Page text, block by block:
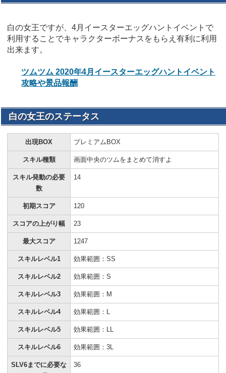
白の女王ですが、4月イースターエッグハントイベントで
利用することでキャラクターボーナスをもらえ有利に利用
出来ます。
ツムツム 2020年4月イースターエッグハントイベント
攻略や景品報酬
白の女王のステータス
出現BOX プレミアムBOX
スキル種類 画面中央のツムをまとめて消すよ
スキル発動の必要
数
14
初期スコア 120
スコアの上がり幅 23
最大スコア 1247
スキルレベル1 効果範囲：SS
スキルレベル2 効果範囲：S
スキルレベル3 効果範囲：M
スキルレベル4 効果範囲：L
スキルレベル5 効果範囲：LL
スキルレベル6 効果範囲：3L
SLV6までに必要な
36